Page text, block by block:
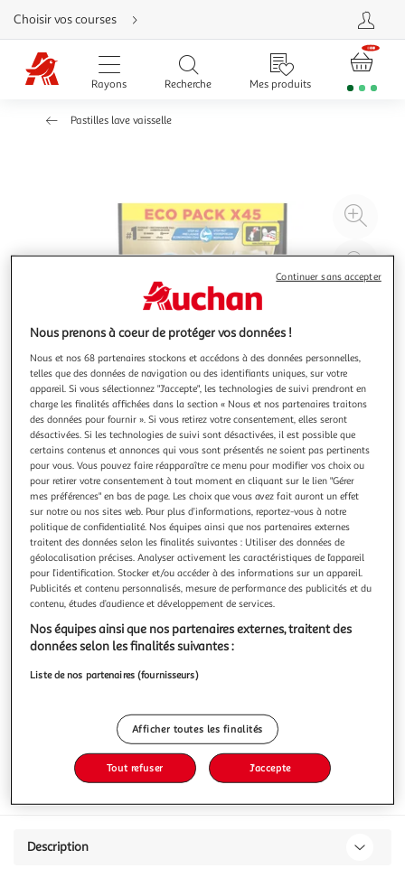
Aller
directement
au
contenu
Aller
directement
Aller
Choisir vos courses
Rayons Recherche Mes produits
Pastilles lave vaisselle
à
4.5 (13)
FINISH
Ultimate Plus Capsules lave-vaisselle
Avec Finish Ultimate Plus Tout en 1 obtenez une brillance
étincelante et une propreté intense du 1er coup, à chaque
lavage. Notre nouvelle technologie, CyclesyncTM libère les
ingrédients* de façon séquentielle pour une lavage
optimal. Grâce à ses 4 actions tout au long de cycle de
lavage, cette tech
En savoir +
Vous voulez connaître le prix de ce produit ?
Afficher le prix
Description
Nous prenons à coeur de protéger vos données !
Nous et nos 68 partenaires stockons et accédons à des données personnelles,
telles que des données de navigation ou des identifiants uniques, sur votre
appareil. Si vous sélectionnez "J'accepte", les technologies de suivi prendront en
charge les finalités affichées dans la section « Nous et nos partenaires traitons
des données pour fournir ». Si vous retirez votre consentement, elles seront
désactivées. Si les technologies de suivi sont désactivées, il est possible que
certains contenus et annonces qui vous sont présentés ne soient pas pertinents
pour vous. Vous pouvez faire réapparaître ce menu pour modifier vos choix ou
pour retirer votre consentement à tout moment en cliquant sur le lien "Gérer
mes préférences" en bas de page. Les choix que vous avez fait auront un effet
sur notre ou nos sites web. Pour plus d’informations, reportez-vous à notre
politique de confidentialité. Nos équipes ainsi que nos partenaires externes
traitent des données selon les finalités suivantes : Utiliser des données de
géolocalisation précises. Analyser activement les caractéristiques de l’appareil
pour l’identification. Stocker et/ou accéder à des informations sur un appareil.
Publicités et contenu personnalisés, mesure de performance des publicités et du
contenu, études d’audience et développement de services.
Nos équipes ainsi que nos partenaires externes, traitent des
données selon les finalités suivantes :
Liste de nos partenaires (fournisseurs)
Afficher toutes les finalités
Tout refuser J'accepte
Continuer sans accepter